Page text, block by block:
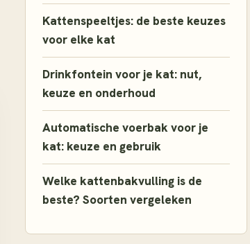
Kattenspeeltjes: de beste keuzes
voor elke kat
Drinkfontein voor je kat: nut,
keuze en onderhoud
Automatische voerbak voor je
kat: keuze en gebruik
Welke kattenbakvulling is de
beste? Soorten vergeleken